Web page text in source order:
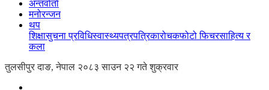
अन्तर्वार्ता
मनोरन्जन
थप
शिक्षासुचना प्रविधिस्वास्थ्यपत्रपत्रिकारोचकफोटो फिचरसाहित्य र
कला
तुलसीपुर दाङ, नेपाल २०८३ साउन २२ गते शुक्रवार